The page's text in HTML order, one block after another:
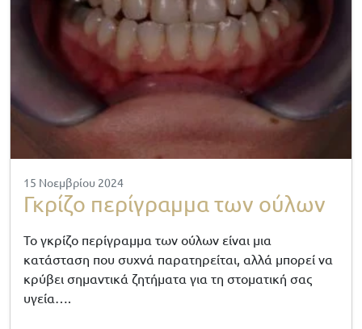
15 Νοεμβρίου 2024
Γκρίζο περίγραμμα των ούλων
Το γκρίζο περίγραμμα των ούλων είναι μια
κατάσταση που συχνά παρατηρείται, αλλά μπορεί να
κρύβει σημαντικά ζητήματα για τη στοματική σας
υγεία….